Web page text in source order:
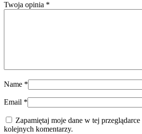
Twoja opinia *
Name *
Email *
Zapamiętaj moje dane w tej przeglądarce
kolejnych komentarzy.